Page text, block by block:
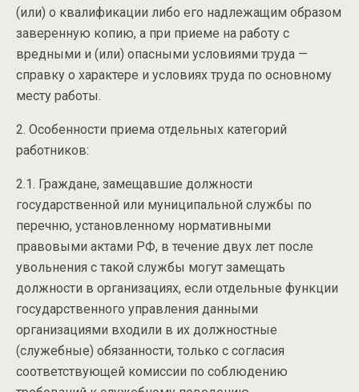
(или) о квалификации либо его надлежащим образом
заверенную копию, а при приеме на работу с
вредными и (или) опасными условиями труда —
справку о характере и условиях труда по основному
месту работы.
2. Особенности приема отдельных категорий
работников:
2.1. Граждане, замещавшие должности
государственной или муниципальной службы по
перечню, установленному нормативными
правовыми актами РФ, в течение двух лет после
увольнения с такой службы могут замещать
должности в организациях, если отдельные функции
государственного управления данными
организациями входили в их должностные
(служебные) обязанности, только с согласия
соответствующей комиссии по соблюдению